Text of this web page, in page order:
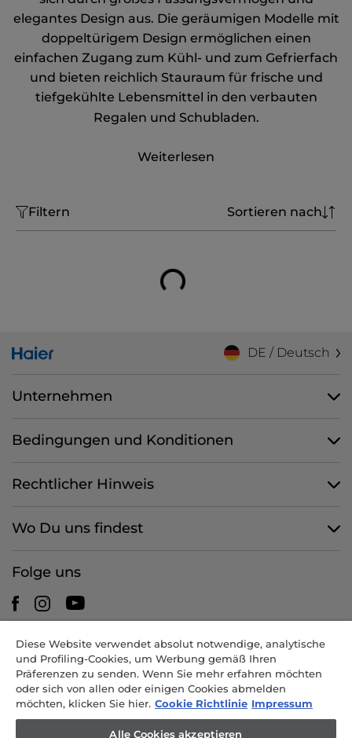
elegantes Design aus. Die geräumigen Modelle mit
doppeltürigem Design ermöglichen einen
einfachen Zugang zum Kühl- und zum Gefrierfach
und bieten reichlich Stauraum für frische und
tiefgekühlte Lebensmittel in den verbauten
Regalen und Schubladen.
Weiterlesen
Filtern Sortieren nach
DE / Deutsch
Unternehmen
Bedingungen und Konditionen
Rechtlicher Hinweis
Wo Du uns findest
Folge uns
CANDY HOOVER GROUP S.r.I. - mit Alleingesellschafter -
RECHTSSITZ: Via Comolli 57 - 20861 Brugherio (MB) - Italien -
VERWALTUNGSSITZE: Via Privata Eden Fumagalli snc - 20861
Brugherio (MB) und Via Trento 20/A-22 - 20871 Vimercate (MB) -
35.000.000,00 EUR voll eingezahlt - Steuernr. und Nr. der Eintragung
Diese Website verwendet absolut notwendige, analytische
und Profiling-Cookies, um Werbung gemäß Ihren
Präferenzen zu senden. Wenn Sie mehr erfahren möchten
oder sich von allen oder einigen Cookies abmelden
möchten, klicken Sie hier. Cookie Richtlinie Impressum
Alle Cookies akzeptieren